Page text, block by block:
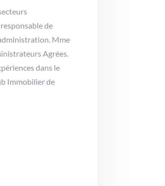
de
Mme
Agrées.
dans le
Immobilier de